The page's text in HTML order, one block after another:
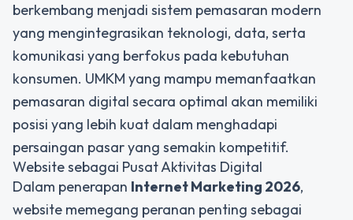
berkembang menjadi sistem pemasaran modern
yang mengintegrasikan teknologi, data, serta
komunikasi yang berfokus pada kebutuhan
konsumen. UMKM yang mampu memanfaatkan
pemasaran digital secara optimal akan memiliki
posisi yang lebih kuat dalam menghadapi
persaingan pasar yang semakin kompetitif.
Website sebagai Pusat Aktivitas Digital
Dalam penerapan Internet Marketing 2026,
website memegang peranan penting sebagai